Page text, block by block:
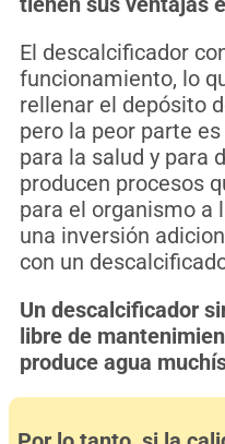
El descalcificador
funcionamiento, lo
rellenar el depósito
pero la peor parte
para la salud y para
producen procesos
para el organismo a
una inversión
con un
Un descalcificador
libre de
produce agua